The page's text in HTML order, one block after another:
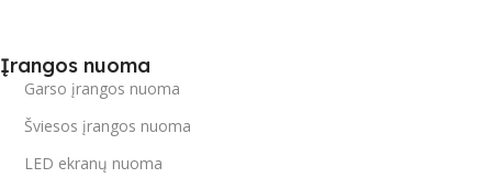
Įrangos nuoma
Garso įrangos nuoma
Šviesos įrangos nuoma
LED ekranų nuoma